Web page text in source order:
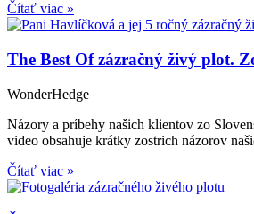
Čítať viac »
The Best Of zázračný živý plot.
WonderHedge
Názory a príbehy našich klientov zo
video obsahuje krátky zostrich názorov
Čítať viac »